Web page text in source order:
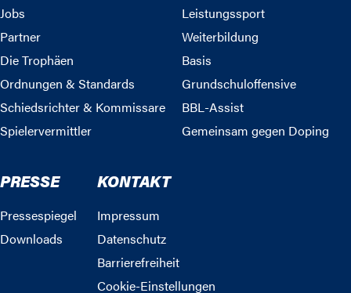
Jobs
Partner
Die Trophäen
Ordnungen & Standards
Schiedsrichter & Kommissare
Spielervermittler
Leistungssport
Weiterbildung
Basis
Grundschuloffensive
BBL-Assist
Gemeinsam gegen Doping
PRESSE
Pressespiegel
Downloads
KONTAKT
Impressum
Datenschutz
Barrierefreiheit
Cookie-Einstellungen